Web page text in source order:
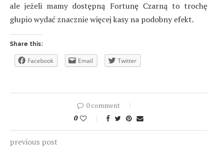
ale jeżeli mamy dostępną Fortunę Czarną to trochę
głupio wydać znacznie więcej kasy na podobny efekt.
Share this:
Facebook Email Twitter
0 comment
0
previous post